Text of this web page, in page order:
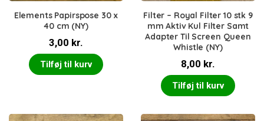
Elements Papirspose 30 x
40 cm (NY)
3,00 kr.
Tilføj til kurv
Filter – Royal Filter 10 stk 9
mm Aktiv Kul Filter Samt
Adapter Til Screen Queen
Whistle (NY)
8,00 kr.
Tilføj til kurv